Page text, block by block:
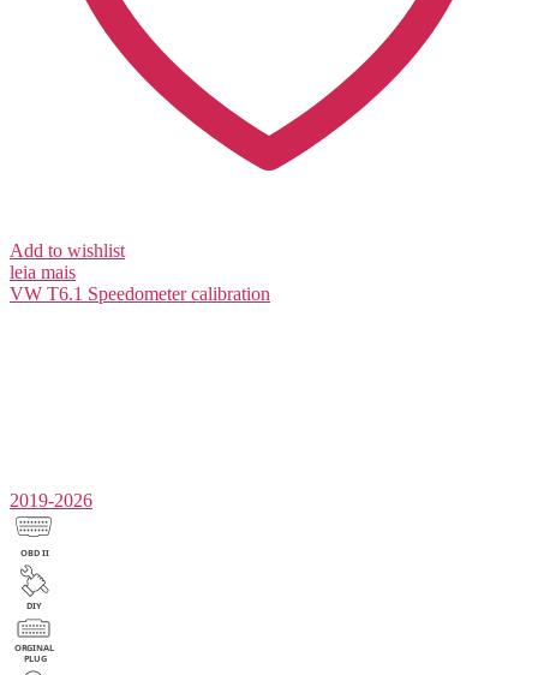
Add to wishlist
leia mais
VW T6.1 Speedometer calibration
2019-2026